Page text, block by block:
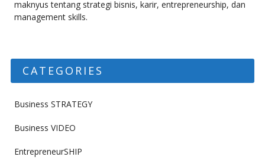
maknyus tentang strategi bisnis, karir, entrepreneurship, dan
management skills.
CATEGORIES
Business STRATEGY
Business VIDEO
EntrepreneurSHIP